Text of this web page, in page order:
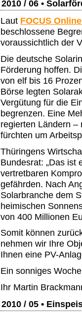
2010 / 06 •
Laut FOCUS
beschlossene
voraussichtlich der
Die deutsche
Förderung hoffen.
von elf bis 16
Börse legten
Vergütung für die
begrenzen. Eine
regierten Ländern –
fürchten um
Thüringens
Bundesrat: „Das ist
vertretbaren
gefährden. Nach
Solarbranche dem
heimischen
von 400 Millionen
Somit können
nehmen wir Ihre
Ihnen eine PV-
Ein sonniges
Ihr Martin
2010 / 05 •